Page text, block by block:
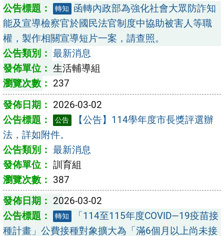
轉知
函轉內政部為強化社會大眾防詐知
能及宣導檢察官於國民法官制度中協助被害人等職
權，製作相關宣導短片一案，請查照。
最新消息
生活輔導組
237
2026-03-02
公告
【公告】114學年度市長獎評選辦
法，詳如附件。
最新消息
訓育組
387
2026-03-02
轉知
「114至115年度COVID—19疫苗接
種計畫」公費接種對象擴大為「滿6個月以上尚未接